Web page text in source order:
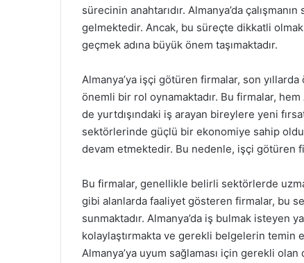
sürecinin anahtarıdır. Almanya’da
gelmektedir. Ancak, bu süreçte dikkatli
geçmek adına büyük önem taşımaktadır.
Almanya’ya işçi götüren firmalar, son
önemli bir rol oynamaktadır. Bu firmalar, hem
de yurtdışındaki iş arayan bireylere yeni
sektörlerinde güçlü bir ekonomiye sahip
devam etmektedir. Bu nedenle, işçi götüren
Bu firmalar, genellikle belirli sektörlerde
gibi alanlarda faaliyet gösteren firmalar, bu
sunmaktadır. Almanya’da iş bulmak isteyen
kolaylaştırmakta ve gerekli belgelerin temin
Almanya’ya uyum sağlaması için gerekli